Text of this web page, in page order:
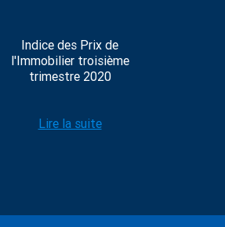
Indice des Prix de
l'Immobilier troisième
trimestre 2020
Lire la suite